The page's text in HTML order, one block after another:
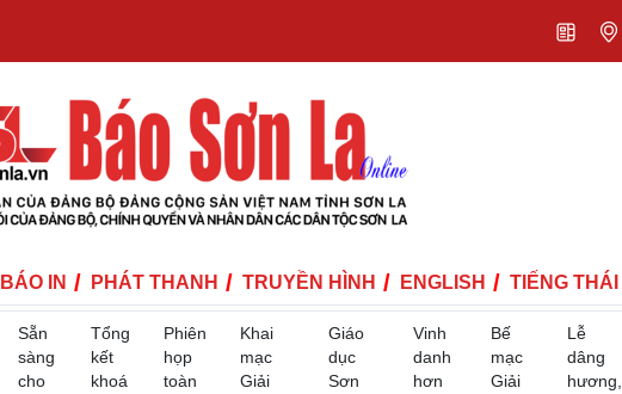
BÁO IN PHÁT THANH TRUYỀN HÌNH ENGLISH TIẾNG THÁI
Sẵn
sàng
cho
Tổng
kết
khoá
Phiên
họp
toàn
Khai
mạc
Giải
Giáo
dục
Sơn
Vinh
danh
hơn
Bế
mạc
Giải
Lễ
dâng
hương,